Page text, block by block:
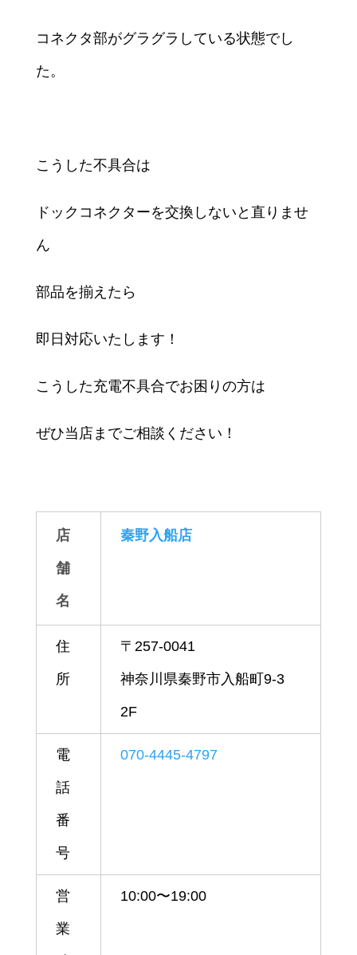
コネクタ部がグラグラしている状態でし
た。
こうした不具合は
ドックコネクターを交換しないと直りませ
ん
部品を揃えたら
即日対応いたします！
こうした充電不具合でお困りの方は
ぜひ当店までご相談ください！
店
舗
名
秦野入船店
住
所
〒257-0041
神奈川県秦野市入船町9-3
2F
電
話
番
号
070-4445-4797
営
業
10:00〜19:00